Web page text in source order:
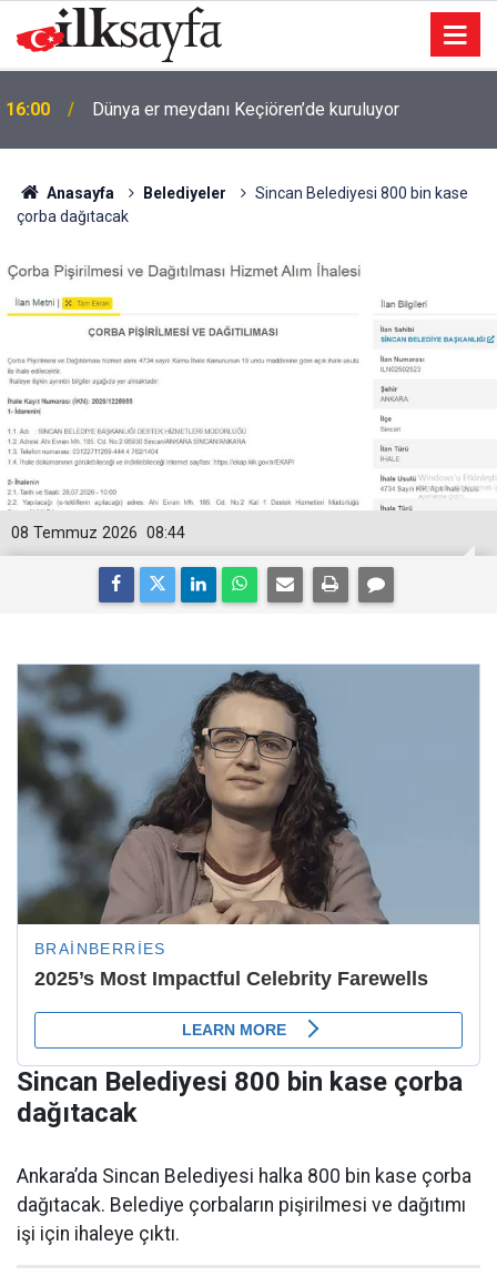
16:00 Dünya er meydanı Keçiören’de kuruluyor
Anasayfa Belediyeler
Sincan Belediyesi 800 bin kase
çorba dağıtacak
08:44
08 Temmuz 2026
Sincan Belediyesi 800 bin kase çorba
dağıtacak
Ankara’da Sincan Belediyesi halka 800 bin kase çorba
dağıtacak. Belediye çorbaların pişirilmesi ve dağıtımı
işi için ihaleye çıktı.